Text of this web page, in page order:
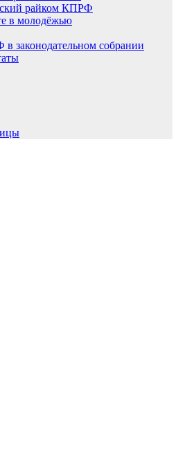
райком КПРФ
в молодёжью
законодательном собрании